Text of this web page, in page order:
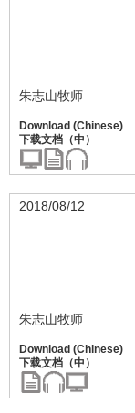
朱志山牧师
2018/08/12
朱志山牧师